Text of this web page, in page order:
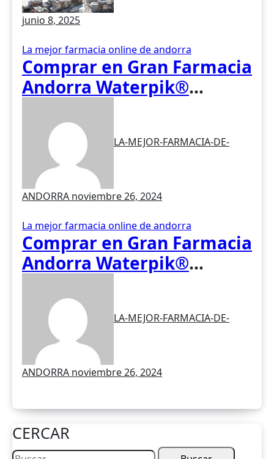
desde hace siglos en la
medicina tradicional
asiática
junio 8, 2025
La mejor farmacia online de andorra
Comprar en Gran Farmacia
Andorra Waterpik®
LA-MEJOR-FARMACIA-DE-
ANDORRA noviembre 26, 2024
La mejor farmacia online de andorra
Comprar en Gran Farmacia
Andorra Waterpik®
160
LA-MEJOR-FARMACIA-DE-
ANDORRA noviembre 26, 2024
CERCAR